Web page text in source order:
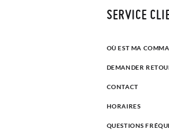
SERVICE
OÙ EST MA
DEMANDER
CONTACT
HORAIRES
QUESTIONS